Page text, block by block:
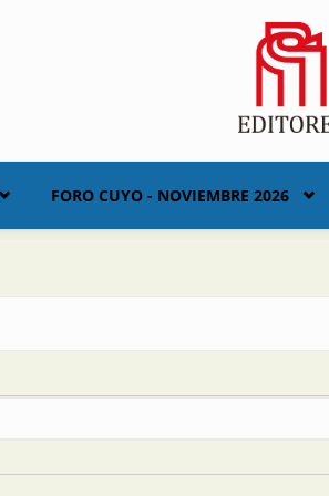
FORO CUYO - NOVIEMBRE 2026